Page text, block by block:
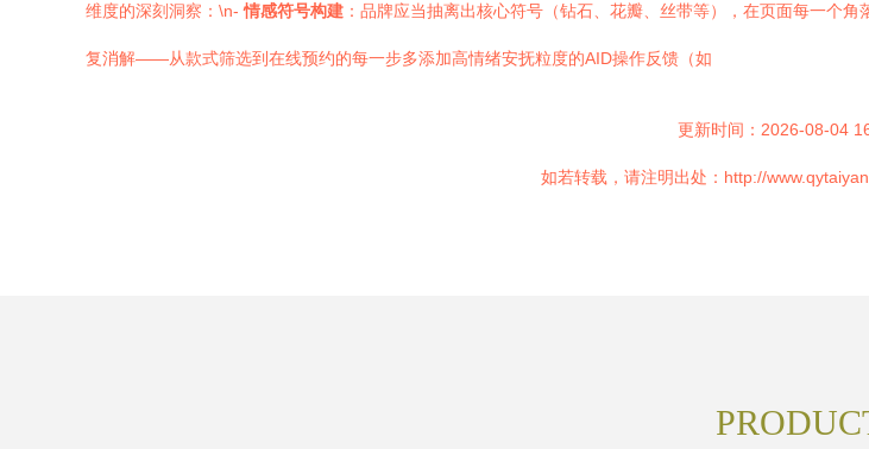
维度的深刻洞察：\n-情感符号构建 ：品牌应当抽离出核心符号（钻石、花瓣、丝带等），在页面每一个
复消解——从款式筛选到在线预约的每一步多添加高情绪安抚粒度的AID操作反馈（如
更新时间：2026-08-04
如若转载，请注明出处：http://